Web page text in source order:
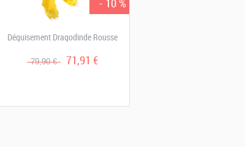
Déguisement Dragodinde Rousse
79,90 € 71,91 €